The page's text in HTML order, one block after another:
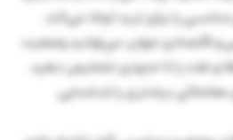
را برای ترید ایجاد می‌کند.
و اقتصادی جهان، می‌توانید وضعیت
و نفت را تا حدودی تشخیص دهید.
بیشتری را شناسایی